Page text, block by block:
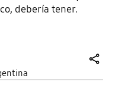
debería tener.